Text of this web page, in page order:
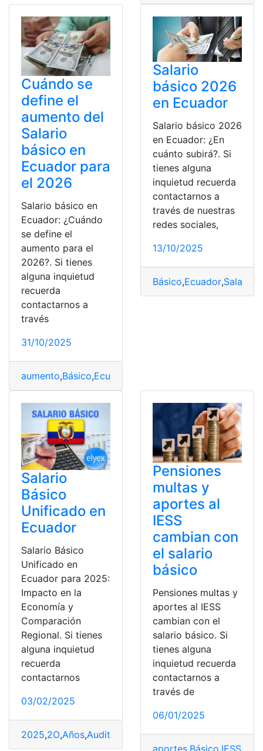
Cuándo se
define el
aumento del
Salario
básico en
Ecuador para
el 2026
Salario básico en
Ecuador: ¿Cuándo
se define el
aumento para el
2026?. Si tienes
alguna inquietud
recuerda
contactarnos a
través
31/10/2025
aumento,Básico,Ecuador
Salario
básico 2026
en Ecuador
Salario básico 2026
en Ecuador: ¿En
cuánto subirá?. Si
tienes alguna
inquietud recuerda
contactarnos a
través de nuestras
redes sociales,
13/10/2025
Básico,Ecuador,Salario
Salario
Básico
Unificado en
Ecuador
Salario Básico
Unificado en
Ecuador para 2025:
Impacto en la
Economía y
Comparación
Regional. Si tienes
alguna inquietud
recuerda
contactarnos
03/02/2025
2025,2O,Años,Auditores Básico,Comparación,
Pensiones
multas y
aportes al
IESS
cambian con
el salario
básico
Pensiones multas y
aportes al IESS
cambian con el
salario básico. Si
tienes alguna
inquietud recuerda
contactarnos a
través de
06/01/2025
aportes Básico IESS